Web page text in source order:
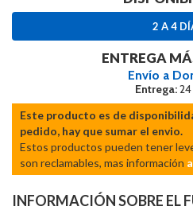
2 A 4
ENTREGA
Envío a
Entrega:24
Este producto es de
pedido, hay que sumar el envio.
Estos productos pueden tener
son reclamables, mas información
INFORMACIÓN SOBRE EL